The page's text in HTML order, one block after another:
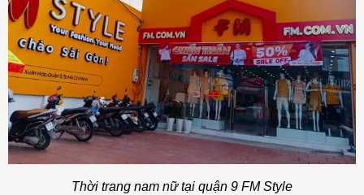
Thời trang nam nữ tại quận 9 FM Style